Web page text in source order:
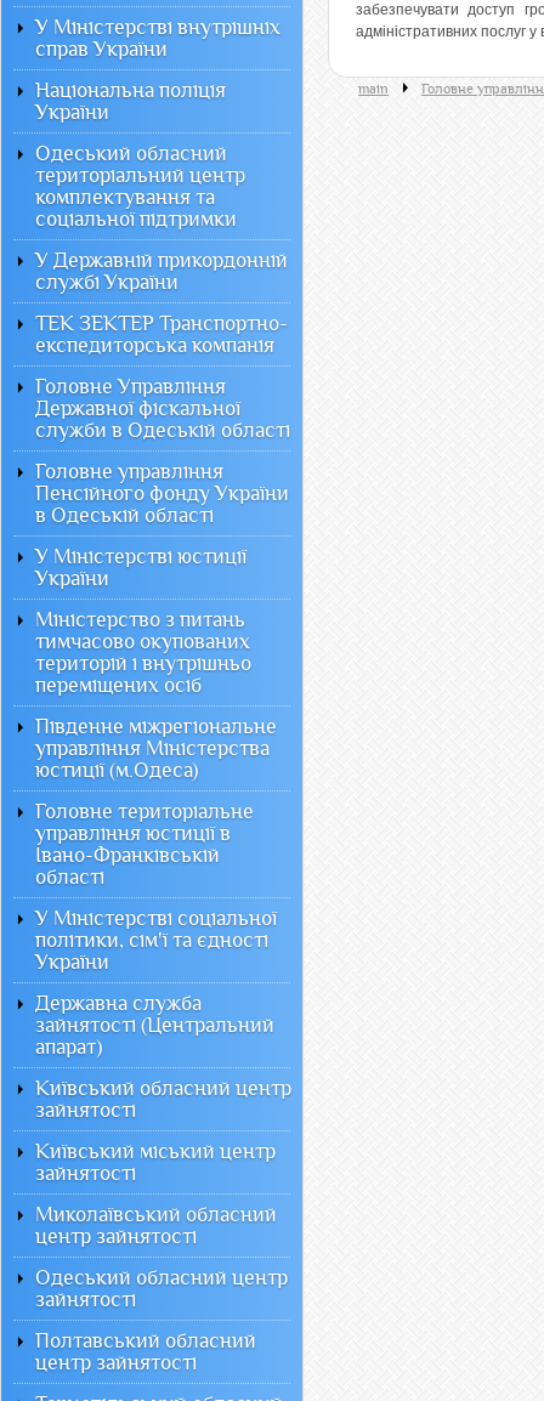
забезпечувати доступ
адміністративних послуг у
main Головне
У Міністерстві внутрішніх
справ України
Національна поліція
України
Одеський обласний
територіальний центр
комплектування та
соціальної підтримки
У Державній прикордонній
службі України
ТЕК ЗЕКТЕР Транспортно-
експедиторська компанія
Головне Управління
Державної фіскальної
служби в Одеській області
Головне управління
Пенсійного фонду України
в Одеській області
У Міністерстві юстиції
України
Міністерство з питань
тимчасово окупованих
територій і внутрішньо
переміщених осіб
Південне міжрегіональне
управління Міністерства
юстиції (м.Одеса)
Головне територіальне
управління юстиції в
Івано-Франківській
області
У Міністерстві соціальної
політики, сім'ї та єдності
України
Державна служба
зайнятості (Центральний
апарат)
Київський обласний центр
зайнятості
Київський міський центр
зайнятості
Миколаївський обласний
центр зайнятості
Одеський обласний центр
зайнятості
Полтавський обласний
центр зайнятості